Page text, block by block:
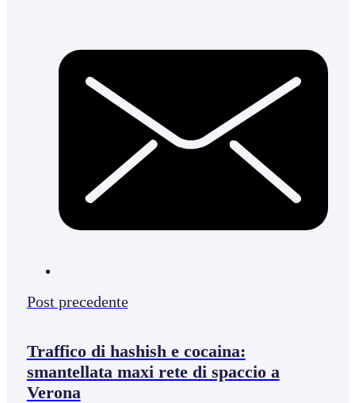
Post precedente
Traffico di hashish e cocaina:
smantellata maxi rete di spaccio a
Verona